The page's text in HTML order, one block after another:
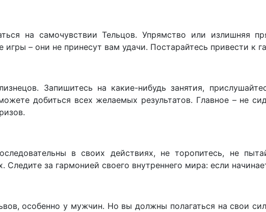
на самочувствии Тельцов. Упрямство или излишняя
– они не принесут вам удачи. Постарайтесь привести к
Запишитесь на какие-нибудь занятия,
добиться всех желаемых результатов. Главное – не
в своих действиях, не торопитесь, не
Следите за гармонией своего внутреннего мира: если
особенно у мужчин. Но вы должны полагаться на свои